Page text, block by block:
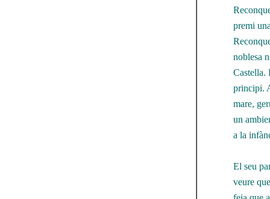
premi
noblesa
Castella.
principi.
mare,
un
a la
El seu
veure